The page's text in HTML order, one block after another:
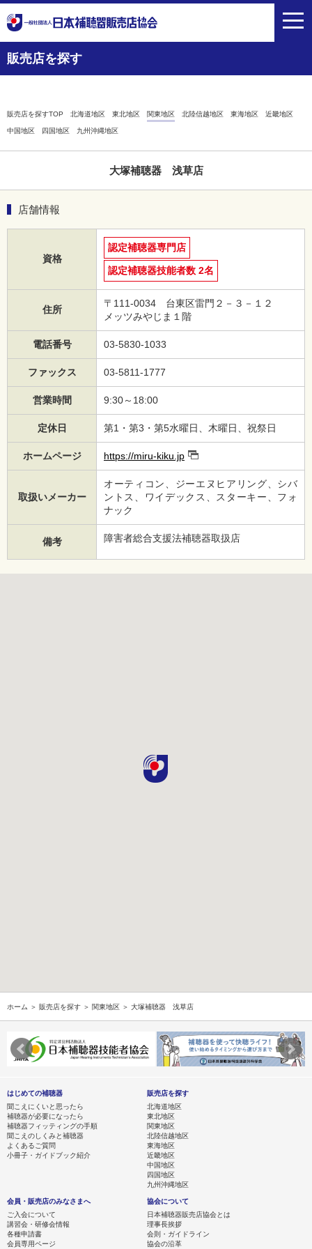
toggle
販売店を探す
販売店を探すTOP 北海道地区 東北地区 関東地区 北陸信越地区 東海地区 近畿地区
中国地区 四国地区 九州沖縄地区
大塚補聴器 浅草店
店舗情報
資格
認定補聴器専門店
認定補聴器技能者数 2名
住所
〒111-0034 台東区雷門２－３－１２
メッツみやじま１階
電話番号 03-5830-1033
ファックス 03-5811-1777
営業時間 9:30～18:00
定休日 第1・第3・第5水曜日、木曜日、祝祭日
ホームページ https://miru-kiku.jp
取扱いメーカー
オーティコン、ジーエヌヒアリング、シバ
ントス、ワイデックス、スターキー、フォ
ナック
備考 障害者総合支援法補聴器取扱店
ホーム ＞ 販売店を探す ＞ 関東地区 ＞ 大塚補聴器 浅草店
はじめての補聴器
聞こえにくいと思ったら
補聴器が必要になったら
補聴器フィッティングの手順
聞こえのしくみと補聴器
よくあるご質問
小冊子・ガイドブック紹介
販売店を探す
北海道地区
東北地区
関東地区
北陸信越地区
東海地区
近畿地区
中国地区
四国地区
九州沖縄地区
会員・販売店のみなさまへ
ご入会について
講習会・研修会情報
各種申請書
会員専用ページ
協会について
日本補聴器販売店協会とは
理事長挨拶
会則・ガイドライン
協会の沿革